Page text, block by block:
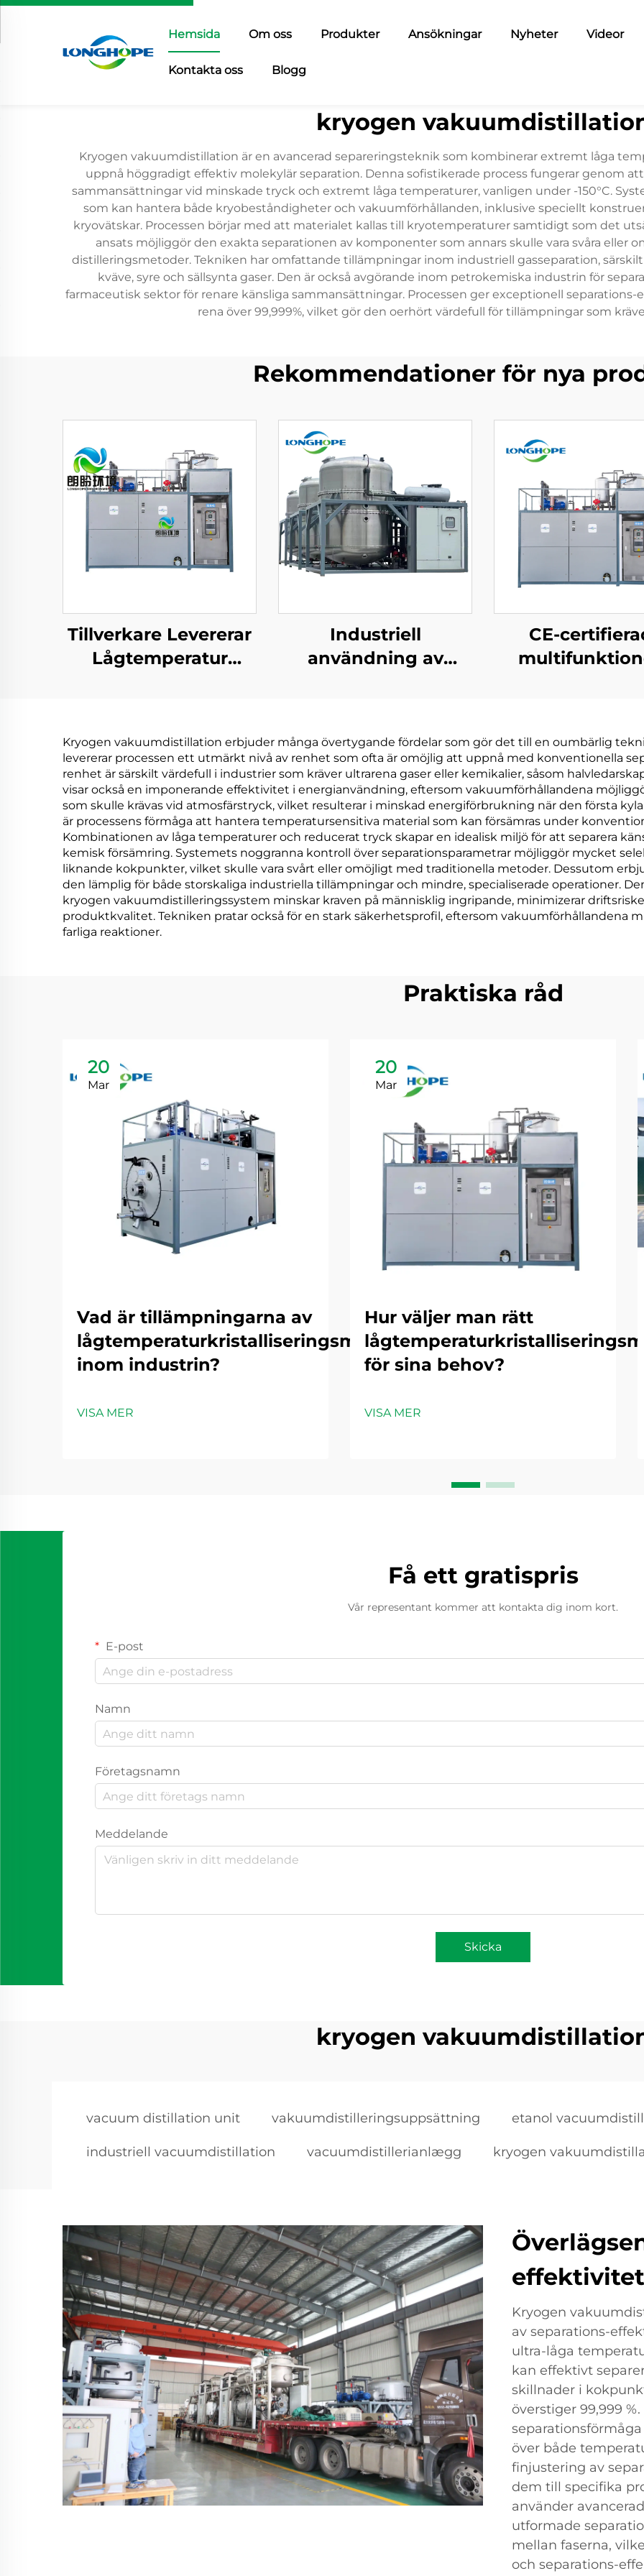
Hemsida Om oss Produkter Ansökningar Nyheter Videor
Kontakta oss Blogg
kryogen
Kryogen vakuumdistillation är en avancerad separeringsteknik som kombinerar extremt låga
uppnå höggradigt effektiv molekylär separation. Denna sofistikerade process fungerar genom
sammansättningar vid minskade tryck och extremt låga temperaturer, vanligen under -150°C.
som kan hantera både kryobeståndigheter och vakuumförhållanden, inklusive speciellt
kryovätskar. Processen börjar med att materialet kallas till kryotemperaturer samtidigt som det
ansats möjliggör den exakta separationen av komponenter som annars skulle vara svåra eller
distilleringsmetoder. Tekniken har omfattande tillämpningar inom industriell gasseparation,
kväve, syre och sällsynta gaser. Den är också avgörande inom petrokemiska industrin för
farmaceutisk sektor för renare känsliga sammansättningar. Processen ger exceptionell
rena över 99,999%, vilket gör den oerhört värdefull för tillämpningar som
Rekommendationer för nya
Tillverkare Levererar
Lågtemperatur
Industriell
användning av
maskinfabrik
CE-
Kryogen vakuumdistillation erbjuder många övertygande fördelar som gör det till en oumbärlig
levererar processen ett utmärkt nivå av renhet som ofta är omöjlig att uppnå med konventionella
renhet är särskilt värdefull i industrier som kräver ultrarena gaser eller kemikalier, såsom
visar också en imponerande effektivitet i energianvändning, eftersom vakuumförhållandena
som skulle krävas vid atmosfärstryck, vilket resulterar i minskad energiförbrukning när den första
är processens förmåga att hantera temperatursensitiva material som kan försämras under
Kombinationen av låga temperaturer och reducerat tryck skapar en idealisk miljö för att separera
kemisk försämring. Systemets noggranna kontroll över separationsparametrar möjliggör mycket
liknande kokpunkter, vilket skulle vara svårt eller omöjligt med traditionella metoder. Dessutom
den lämplig för både storskaliga industriella tillämpningar och mindre, specialiserade operationer.
kryogen vakuumdistilleringssystem minskar kraven på människlig ingripande, minimizerar
produktkvalitet. Tekniken pratar också för en stark säkerhetsprofil, eftersom vakuumförhållandena
farliga reaktioner.
Praktiska råd
20
Mar
Vad är tillämpningarna av
lågtemperaturkristalliseringsmaskiner
inom industrin?
VISA MER
20
Mar
Hur väljer man rätt
för sina behov?
VISA MER
Få ett gratispris
Vår representant kommer att kontakta dig inom kort.
E-post
Namn
Företagsnamn
Meddelande
Skicka
kryogen
vacuum distillation unit vakuumdistilleringsuppsättning etanol
industriell vacuumdistillation vacuumdistillerianlægg kryogen
effektivitet
Kryogen
av separations-
ultra-låga
kan effektivt
skillnader i
överstiger 99,999
över både
finjustering av
dem till specifika
använder
utformade
mellan faserna,
och separations-